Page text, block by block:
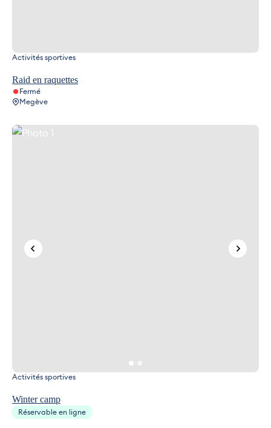
Raid en raquettes
Activités sportives
Fermé
Megève
Winter camp
Activités sportives
Réservable en ligne
Photo 1